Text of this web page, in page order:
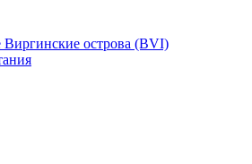
Виргинские острова (BVI)